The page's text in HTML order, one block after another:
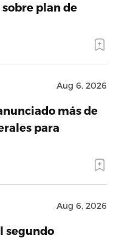
plan de
Aug 6, 2026
más de
para
Aug 6, 2026
segundo